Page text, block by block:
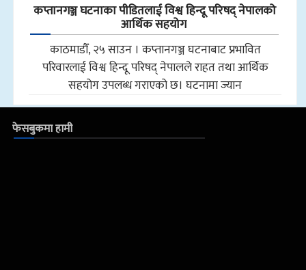
कप्तानगञ्ज घटनाका पीडितलाई विश्व हिन्दू परिषद् नेपालको
आर्थिक सहयोग
काठमाडौँ, २५ साउन । कप्तानगञ्ज घटनाबाट प्रभावित
परिवारलाई विश्व हिन्दू परिषद् नेपालले राहत तथा आर्थिक
सहयोग उपलब्ध गराएको छ। घटनामा ज्यान
फेसबुकमा हामी